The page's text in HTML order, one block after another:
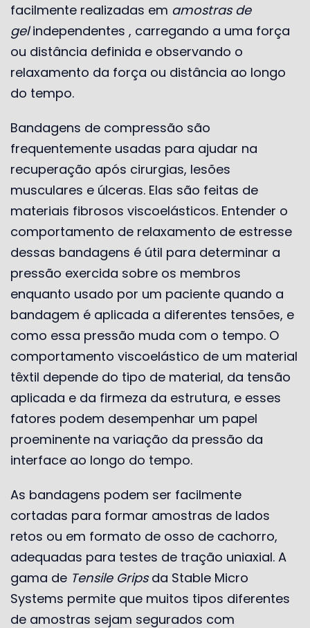
facilmente realizadas em amostras de
gelindependentes , carregando a uma força
ou distância definida e observando o
relaxamento da força ou distância ao longo
do tempo.
Bandagens de compressão são
frequentemente usadas para ajudar na
recuperação após cirurgias, lesões
musculares e úlceras. Elas são feitas de
materiais fibrosos viscoelásticos. Entender o
comportamento de relaxamento de estresse
dessas bandagens é útil para determinar a
pressão exercida sobre os membros
enquanto usado por um paciente quando a
bandagem é aplicada a diferentes tensões, e
como essa pressão muda com o tempo. O
comportamento viscoelástico de um material
têxtil depende do tipo de material, da tensão
aplicada e da firmeza da estrutura, e esses
fatores podem desempenhar um papel
proeminente na variação da pressão da
interface ao longo do tempo.
As bandagens podem ser facilmente
cortadas para formar amostras de lados
retos ou em formato de osso de cachorro,
adequadas para testes de tração uniaxial. A
gama de Tensile Gripsda Stable Micro
Systems permite que muitos tipos diferentes
de amostras sejam segurados com